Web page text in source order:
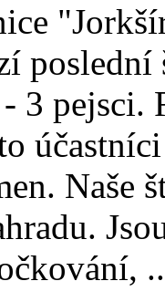
poslední
3 pejsci.
Naše